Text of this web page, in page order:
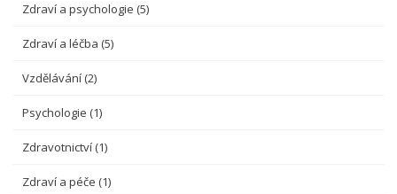
Zdraví a psychologie (5)
Zdraví a léčba (5)
Vzdělávání (2)
Psychologie (1)
Zdravotnictví (1)
Zdraví a péče (1)